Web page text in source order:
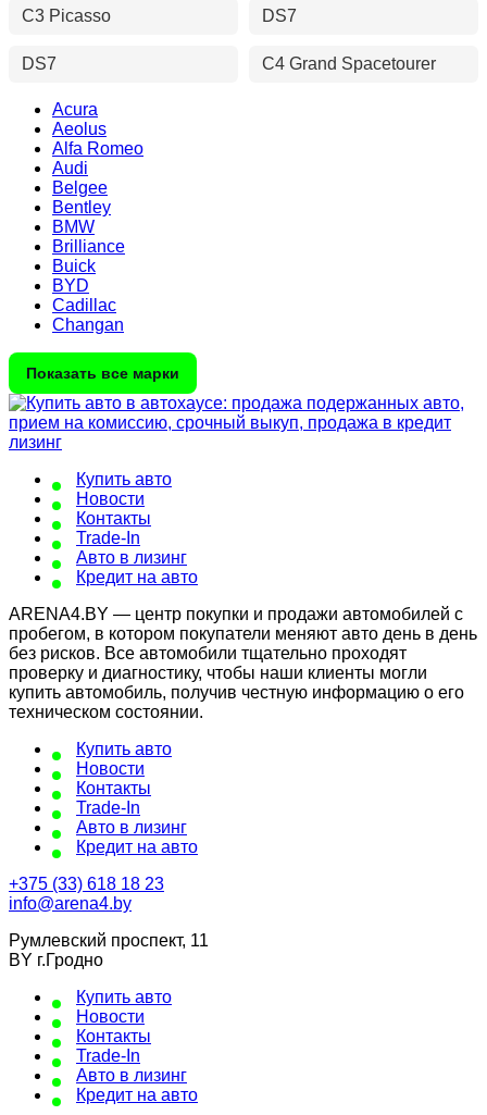
C3 Picasso DS7
DS7 C4 Grand Spacetourer
Acura
Aeolus
Alfa Romeo
Audi
Belgee
Bentley
BMW
Brilliance
Buick
BYD
Cadillac
Changan
Показать все марки
Купить авто
Новости
Контакты
Trade-In
Авто в лизинг
Кредит на авто
ARENA4.BY — центр покупки и продажи автомобилей с
пробегом, в котором покупатели меняют авто день в день
без рисков. Все автомобили тщательно проходят
проверку и диагностику, чтобы наши клиенты могли
купить автомобиль, получив честную информацию о его
техническом состоянии.
Купить авто
Новости
Контакты
Trade-In
Авто в лизинг
Кредит на авто
+375 (33) 618 18 23
info@arena4.by
Румлевский проспект, 11
BY г.Гродно
Купить авто
Новости
Контакты
Trade-In
Авто в лизинг
Кредит на авто